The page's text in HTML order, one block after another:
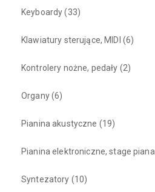
Keyboardy(33)
Klawiatury sterujące, MIDI (6)
Kontrolery nożne, pedały (2)
Organy(6)
Pianina akustyczne (19)
Pianina elektroniczne, stage piana
Syntezatory (10)